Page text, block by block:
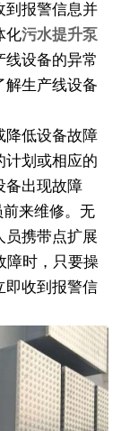
到报警信息并
化污水提升泵
线设备的异常
解生产线设备
降低设备故障
计划或相应的
备出现故障
来维修。无
员携带点扩展
障时，只要操
即收到报警信